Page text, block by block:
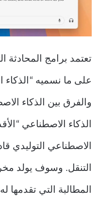
تعتمد برامج المحادثة
على ما نسميه “الذكاء
والفرق بين الذكاء
الذكاء الاصطناعي
الاصطناعي التوليدي
التنقل. وسوف يولد
المطالبة التي تقدمها